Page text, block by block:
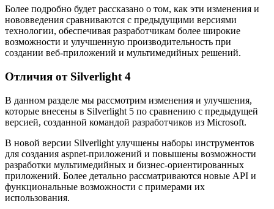
Более подробно будет рассказано о том, как эти изменения и
нововведения сравниваются с предыдущими версиями
технологии, обеспечивая разработчикам более широкие
возможности и улучшенную производительность при
создании веб-приложений и мультимедийных решений.
Отличия от Silverlight 4
В данном разделе мы рассмотрим изменения и улучшения,
которые внесены в Silverlight 5 по сравнению с предыдущей
версией, созданной командой разработчиков из Microsoft.
В новой версии Silverlight улучшены наборы инструментов
для создания aspnet-приложений и повышены возможности
разработки мультимедийных и бизнес-ориентированных
приложений. Более детально рассматриваются новые API и
функциональные возможности с примерами их
использования.